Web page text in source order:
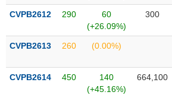
Theo
dõi
biệt
được
CVPB2612 290
60
(+26.09%)
300
CVPB2613 260 (0.00%)
CVPB2614 450
140
(+45.16%)
664,100
CÔNG
ĐẦU
TƯ